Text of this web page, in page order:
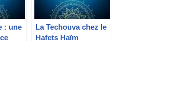
: une
La Techouva chez le
Hafets Haïm